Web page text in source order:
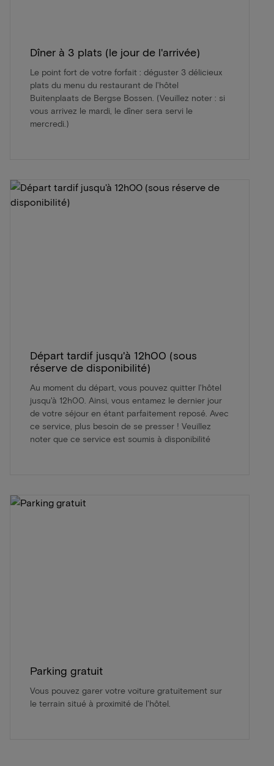
Dîner à 3 plats (le jour de l'arrivée)
Le point fort de votre forfait : déguster 3 délicieux
plats du menu du restaurant de l'hôtel
Buitenplaats de Bergse Bossen. (Veuillez noter : si
vous arrivez le mardi, le dîner sera servi le
mercredi.)
Départ tardif jusqu'à 12h00 (sous
réserve de disponibilité)
Au moment du départ, vous pouvez quitter l'hôtel
jusqu'à 12h00. Ainsi, vous entamez le dernier jour
de votre séjour en étant parfaitement reposé. Avec
ce service, plus besoin de se presser ! Veuillez
noter que ce service est soumis à disponibilité
Parking gratuit
Vous pouvez garer votre voiture gratuitement sur
le terrain situé à proximité de l'hôtel.